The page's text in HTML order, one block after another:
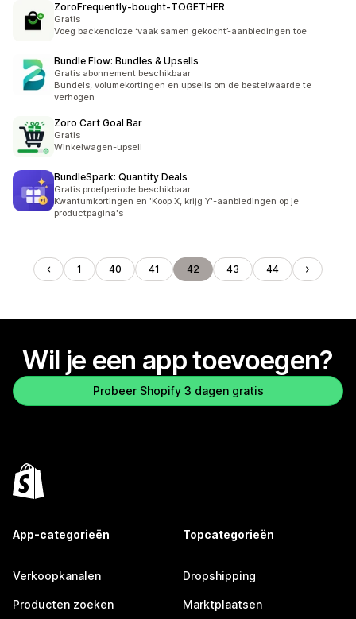
ZoroFrequently‑bought‑TOGETHER
Gratis
Voeg backendloze ‘vaak samen gekocht’-aanbiedingen toe
Bundle Flow: Bundles & Upsells
Gratis abonnement beschikbaar
Bundels, volumekortingen en upsells om de bestelwaarde te
verhogen
Zoro Cart Goal Bar
Gratis
Winkelwagen-upsell
BundleSpark: Quantity Deals
Gratis proefperiode beschikbaar
Kwantumkortingen en 'Koop X, krijg Y'-aanbiedingen op je
productpagina's
1 40 41 42 43 44
Wil je een app toevoegen?
Probeer Shopify 3 dagen gratis
App-categorieën
Verkoopkanalen
Producten zoeken
Topcategorieën
Dropshipping
Marktplaatsen